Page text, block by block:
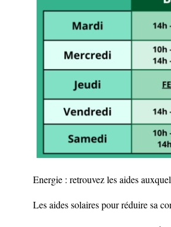
Energie : retrouvez les aides
Les aides solaires pour réduire sa